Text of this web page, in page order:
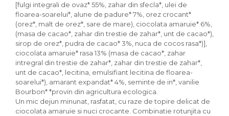
Legume bio
Legume bio in conserva
Orez bio
Paste si fidea
Paste bio din emmer
Paste bio din grau
Paste bio din spelta
Paste bio fara gluten
Paste bio integrale
[fulgi integrali de ovaz* 55%, zahar din sfecla*, ulei de
floarea-soarelui*, alune de padure* 7%, orez crocant*
(orez*, malt de orez*, sare de mare), ciocolata amaruie* 6%,
(masa de cacao*, zahar din trestie de zahar*, unt de cacao*),
sirop de orez*, pudra de cacao* 3%, nuca de cocos rasa*)],
ciocolata amaruie* rasa 13% (masa de cacao*, zahar
intregral din trestie de zahar*, zahar din trestie de zahar*,
unt de cacao*, lecitina, emulsifiant lecitina de floarea-
soarelui*), amarant expandat* 4%, seminte de in*, vanilie
Bourbon* *provin din agricultura ecologica.
Un mic dejun minunat, rasfatat, cu raze de topire delicat de
ciocolata amaruie si nuci crocante. Combinatie rotunjita cu